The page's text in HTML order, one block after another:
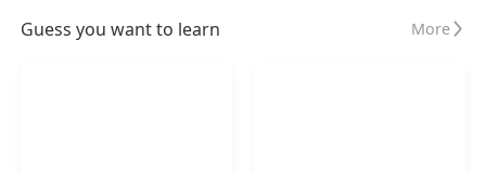
Guess you want to learn More